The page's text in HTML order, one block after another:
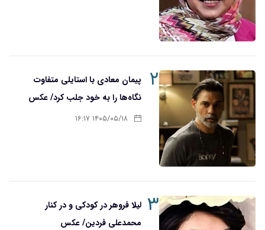
۲
پیمان معادی با استایلی متفاوت
نگاه‌ها را به خود جلب کرد/ عکس
۱۴۰۵/۰۵/۱۸ ۱۶:۱۷
۳ لیلا فروهر در کودکی و در کنار
محمدعلی فردین/ عکس